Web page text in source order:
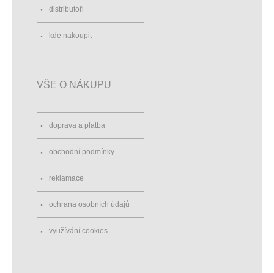
distributoři
kde nakoupit
VŠE O NÁKUPU
doprava a platba
obchodní podmínky
reklamace
ochrana osobních údajů
využívání cookies